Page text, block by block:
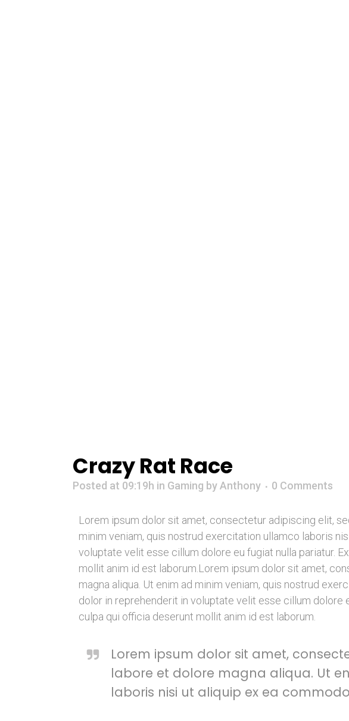
Crazy Rat Race
Posted at 09:19h in Gaming byAnthony 0 Comments
Lorem ipsum dolor sit amet, consectetur adipiscing elit,
minim veniam, quis nostrud exercitation ullamco laboris
voluptate velit esse cillum dolore eu fugiat nulla pariatur.
mollit anim id est laborum.Lorem ipsum dolor sit amet,
magna aliqua. Ut enim ad minim veniam, quis nostrud
dolor in reprehenderit in voluptate velit esse cillum dolore
culpa qui officia deserunt mollit anim id est laborum.
Lorem ipsum dolor sit amet,
labore et dolore magna aliqua. Ut
laboris nisi ut aliquip ex ea